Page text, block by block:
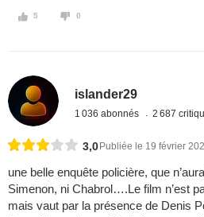
5 0
islander29
1 036 abonnés 2 687
3,0 Publiée le 19 février
une belle enquête policière, que
Simenon, ni Chabrol….Le film n’est
mais vaut par la présence de Denis